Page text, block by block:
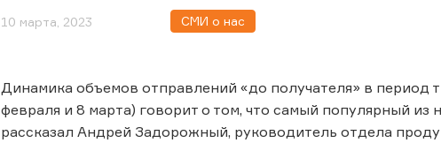
10 марта, 2023 СМИ о нас
Динамика объемов отправлений «до получателя» в период
февраля и 8 марта) говорит о том, что самый популярный из
рассказал Андрей Задорожный, руководитель отдела